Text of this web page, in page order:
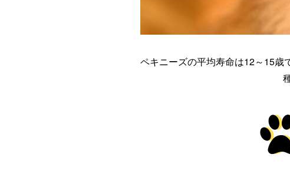
ペキニーズの平均寿命は12～15歳